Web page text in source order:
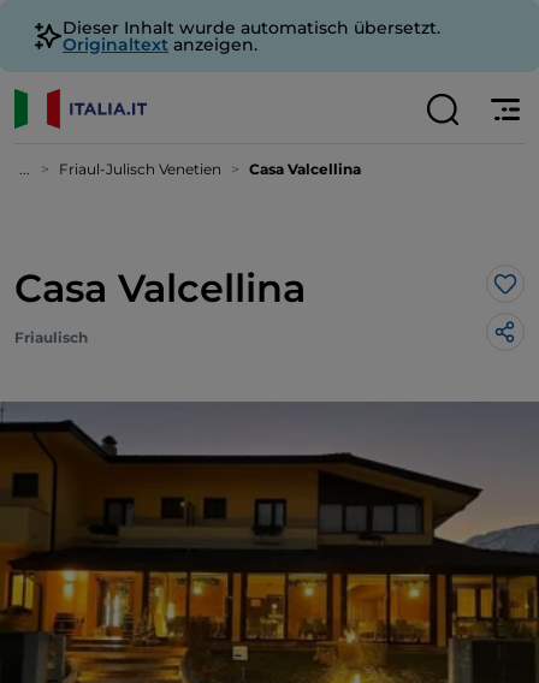
Dieser Inhalt wurde automatisch übersetzt.
Originaltext anzeigen.
... Friaul-Julisch Venetien Casa Valcellina
Casa Valcellina
Friaulisch